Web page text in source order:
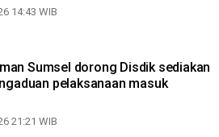
14:43 WIB
Sumsel dorong Disdik sediakan
pelaksanaan masuk
21:21 WIB